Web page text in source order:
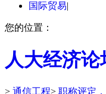
国际贸易|
您的位置：
人大经济论
> 通信工程> 职称评定